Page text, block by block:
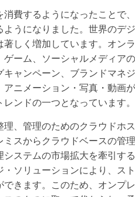
費するようになったことで
うになりました。世界のデ
しく増加しています。オン
ーム、ソーシャルメディア
ャンペーン、ブランドマネ
ニメーション・写真・動画
ンドの一つとなっています。
、管理のためのクラウドホ
スからクラウドベースの管
ステムの市場拡大を牽引す
ソリューションにより、ス
きます。このため、オンプ